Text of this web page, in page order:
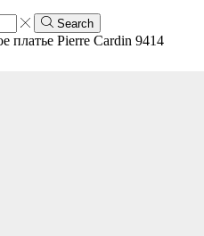
Search
платье Pierre Cardin 9414